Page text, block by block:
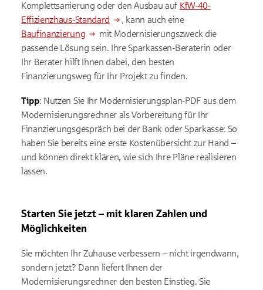
Komplettsanierung oder den Ausbau auf KfW-40-
Effizienzhaus-Standard
, kann auch eine
Baufinanzierung
mit Modernisierungszweck die
passende Lösung sein. Ihre Sparkassen-Beraterin oder
Ihr Berater hilft Ihnen dabei, den besten
Finanzierungsweg für Ihr Projekt zu finden.
Tipp: Nutzen Sie Ihr Modernisierungsplan-PDF aus dem
Modernisierungsrechner als Vorbereitung für Ihr
Finanzierungsgespräch bei der Bank oder Sparkasse: So
haben Sie bereits eine erste Kostenübersicht zur Hand –
und können direkt klären, wie sich Ihre Pläne realisieren
lassen.
Starten Sie jetzt – mit klaren Zahlen und
Möglichkeiten
Sie möchten Ihr Zuhause verbessern – nicht irgendwann,
sondern jetzt? Dann liefert Ihnen der
Modernisierungsrechner den besten Einstieg. Sie